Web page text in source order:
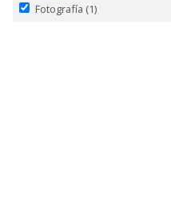
Fotografía (1)